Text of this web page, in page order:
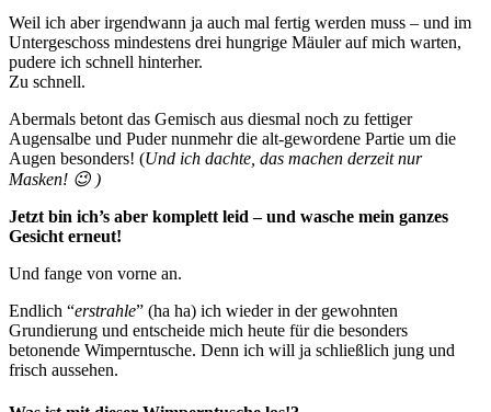
Weil ich aber irgendwann ja auch mal fertig werden muss – und im
Untergeschoss mindestens drei hungrige Mäuler auf mich warten,
pudere ich schnell hinterher.
Zu schnell.
Abermals betont das Gemisch aus diesmal noch zu fettiger
Augensalbe und Puder nunmehr die alt-gewordene Partie um die
Augen besonders! (Und ich dachte, das machen derzeit nur
Masken! 😉 )
Jetzt bin ich’s aber komplett leid – und wasche mein ganzes
Gesicht erneut!
Und fange von vorne an.
Endlich “erstrahle” (ha ha) ich wieder in der gewohnten
Grundierung und entscheide mich heute für die besonders
betonende Wimperntusche. Denn ich will ja schließlich jung und
frisch aussehen.